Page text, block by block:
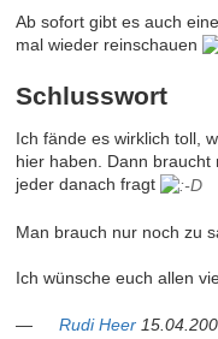
Ab sofort gibt es auch
mal wieder reinschauen
Schlusswort
Ich fände es wirklich toll,
hier haben. Dann
jeder danach fragt
Man brauch nur noch zu
Ich wünsche euch allen
— Rudi Heer